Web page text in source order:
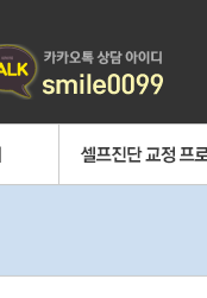
위한 패키지과도한 잇몸노출
매복치/맹출지연
보철을 위한 교정
재교정